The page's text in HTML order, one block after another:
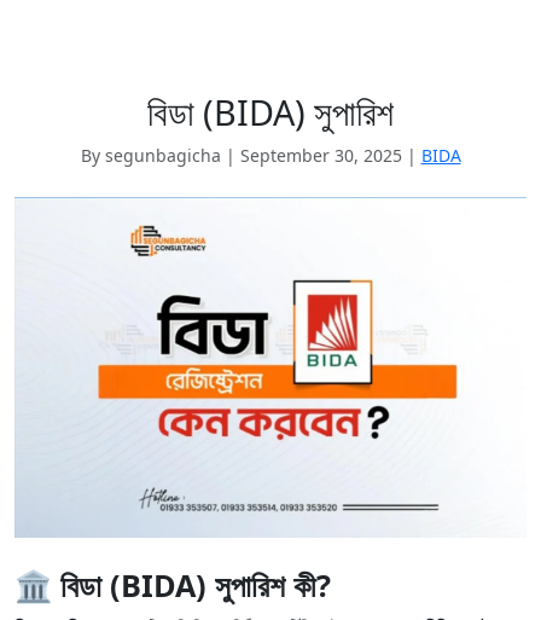
বিডা (BIDA) সুপারিশ
By segunbagicha | September 30, 2025| BIDA
🏛️ বিডা (BIDA) সুপারিশ কী?